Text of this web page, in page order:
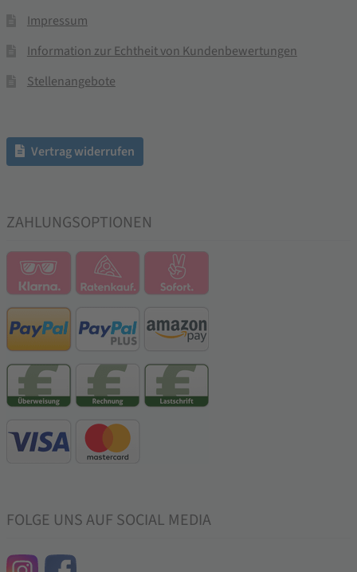
Impressum
Information zur Echtheit von Kundenbewertungen
Stellenangebote
Vertrag widerrufen
ZAHLUNGSOPTIONEN
FOLGE UNS AUF SOCIAL MEDIA